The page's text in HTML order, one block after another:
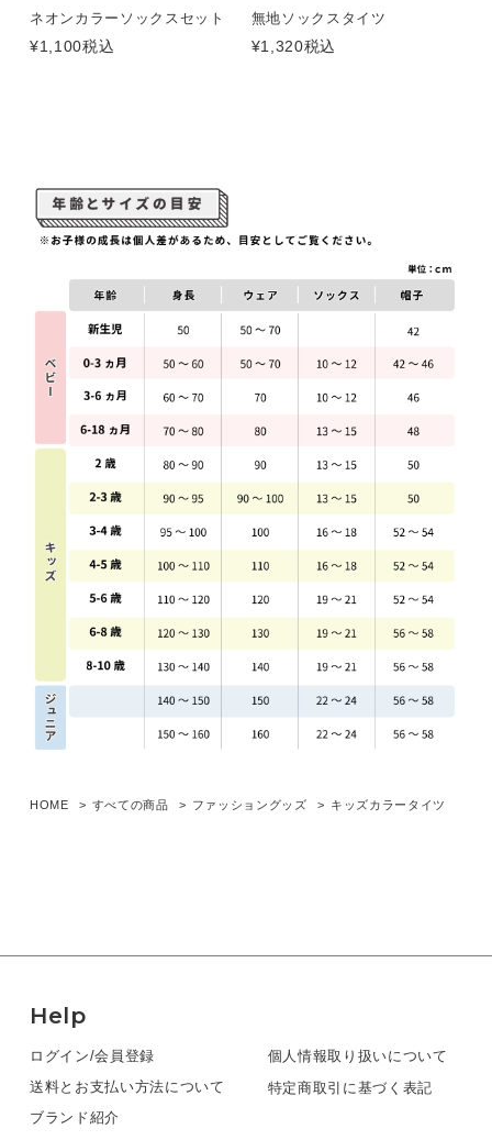
ネオンカラーソックスセット
¥1,100税込
無地ソックスタイツ
¥1,320税込
HOME すべての商品 ファッショングッズ キッズカラータイツ
Help
ログイン/会員登録
送料とお支払い方法について
ブランド紹介
個人情報取り扱いについて
特定商取引に基づく表記